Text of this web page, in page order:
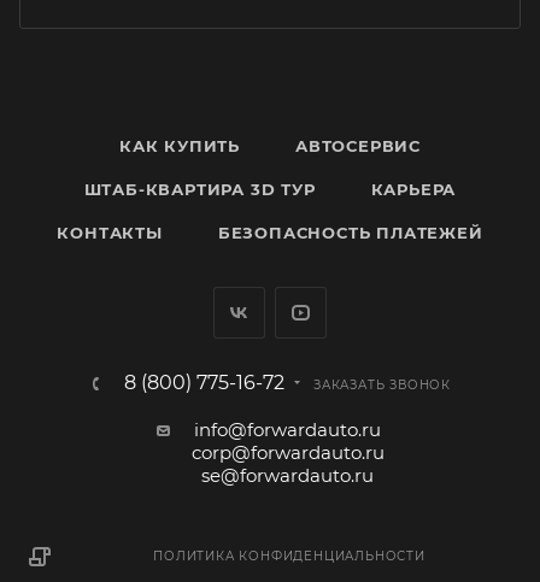
КАК КУПИТЬ АВТОСЕРВИС
ШТАБ-КВАРТИРА 3D ТУР КАРЬЕРА
КОНТАКТЫ БЕЗОПАСНОСТЬ ПЛАТЕЖЕЙ
8 (800) 775-16-72 ЗАКАЗАТЬ ЗВОНОК
info@forwardauto.ru
corp@forwardauto.ru
se@forwardauto.ru
ПОЛИТИКА КОНФИДЕНЦИАЛЬНОСТИ